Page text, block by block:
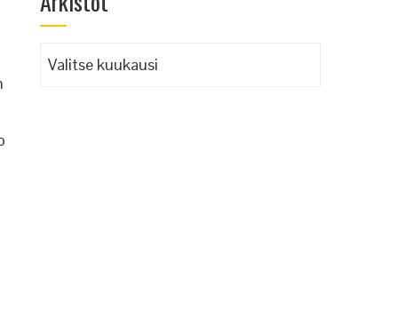
Arkistot